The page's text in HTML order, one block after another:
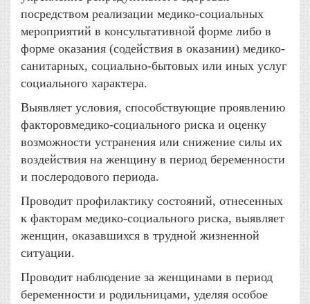
посредством реализации медико-социальных
мероприятий в консультативной форме либо в
форме оказания (содействия в оказании) медико-
санитарных, социально-бытовых или иных услуг
социального характера.
Выявляет условия, способствующие проявлению
факторовмедико-социального риска и оценку
возможности устранения или снижение силы их
воздействия на женщину в период беременности
и послеродового периода.
Проводит профилактику состояний, отнесенных
к факторам медико-социального риска, выявляет
женщин, оказавшихся в трудной жизненной
ситуации.
Проводит наблюдение за женщинами в период
беременности и родильницами, уделяя особое